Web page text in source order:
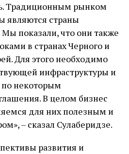
Традиционным рынком
являются страны
показали, что они также
в странах Черного и
Для этого необходимо
инфраструктуры и
некоторым
В целом бизнес
для них полезным и
– сказал Сулаберидзе.
развития и